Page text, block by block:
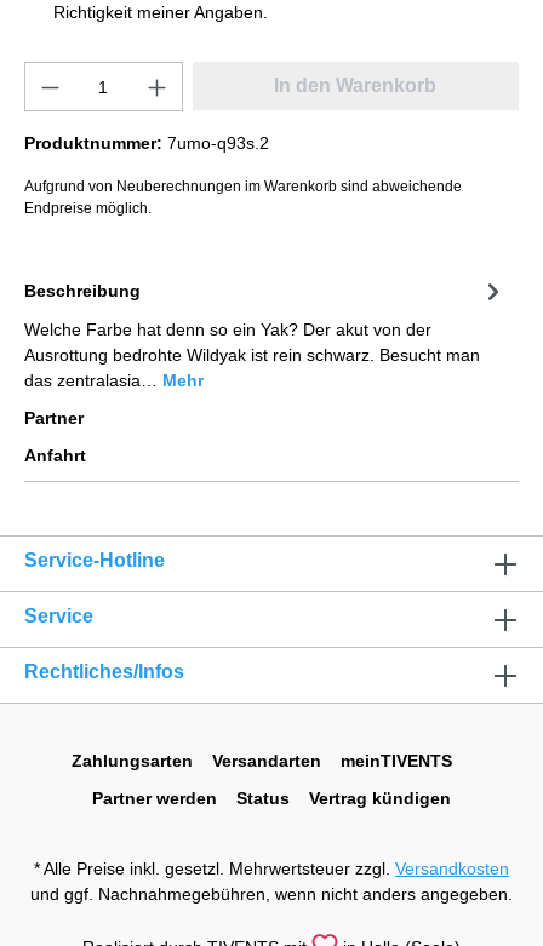
Richtigkeit meiner Angaben.
In den Warenkorb
Produktnummer: 7umo-q93s.2
Aufgrund von Neuberechnungen im Warenkorb sind abweichende
Endpreise möglich.
Beschreibung
Welche Farbe hat denn so ein Yak? Der akut von der
Ausrottung bedrohte Wildyak ist rein schwarz. Besucht man
das zentralasia… Mehr
Partner
Anfahrt
Service-Hotline
Service
Rechtliches/Infos
Zahlungsarten Versandarten
meinTIVENTS
Partner werden
Status Vertrag kündigen
* Alle Preise inkl. gesetzl. Mehrwertsteuer zzgl. Versandkosten
und ggf. Nachnahmegebühren, wenn nicht anders angegeben.